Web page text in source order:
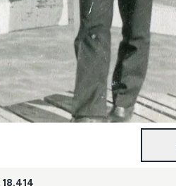
18.414